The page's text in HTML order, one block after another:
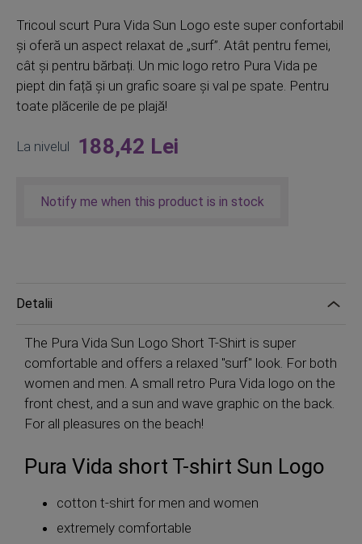
Tricoul scurt Pura Vida Sun Logo este super confortabil
și oferă un aspect relaxat de „surf”. Atât pentru femei,
cât și pentru bărbați. Un mic logo retro Pura Vida pe
piept din față și un grafic soare și val pe spate. Pentru
toate plăcerile de pe plajă!
La nivelul 188,42 Lei
Notify me when this product is in stock
Detalii
The Pura Vida Sun Logo Short T-Shirt is super
comfortable and offers a relaxed "surf" look. For both
women and men. A small retro Pura Vida logo on the
front chest, and a sun and wave graphic on the back.
For all pleasures on the beach!
Pura Vida short T-shirt Sun Logo
cotton t-shirt for men and women
extremely comfortable